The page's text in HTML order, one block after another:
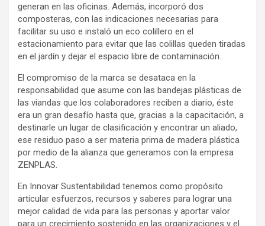
generan en las oficinas. Además, incorporó dos
composteras, con las indicaciones necesarias para
facilitar su uso e instaló un eco colillero en el
estacionamiento para evitar que las colillas queden tiradas
en el jardín y dejar el espacio libre de contaminación.
El compromiso de la marca se desataca en la
responsabilidad que asume con las bandejas plásticas de
las viandas que los colaboradores reciben a diario, éste
era un gran desafío hasta que, gracias a la capacitación, a
destinarle un lugar de clasificación y encontrar un aliado,
ese residuo paso a ser materia prima de madera plástica
por medio de la alianza que generamos con la empresa
ZENPLAS.
En Innovar Sustentabilidad tenemos como propósito
articular esfuerzos, recursos y saberes para lograr una
mejor calidad de vida para las personas y aportar valor
para un crecimiento sostenido en las organizaciones y el